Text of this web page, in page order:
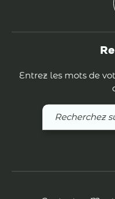
Entrez les mots de
Recherchez
sur